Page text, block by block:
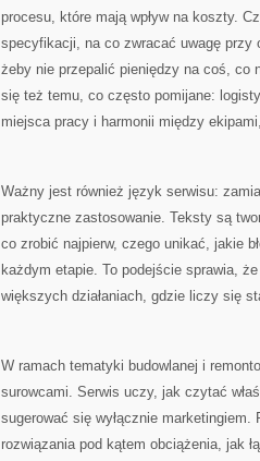
procesu, które mają wpływ na koszty.
specyfikacji, na co zwracać uwagę przy
żeby nie przepalić pieniędzy na coś, co
się też temu, co często pomijane:
miejsca pracy i harmonii między
Ważny jest również język serwisu:
praktyczne zastosowanie. Teksty są
co zrobić najpierw, czego unikać, jakie
każdym etapie. To podejście sprawia,
większych działaniach, gdzie liczy się
W ramach tematyki budowlanej i
surowcami. Serwis uczy, jak czytać
sugerować się wyłącznie
rozwiązania pod kątem obciążenia, jak